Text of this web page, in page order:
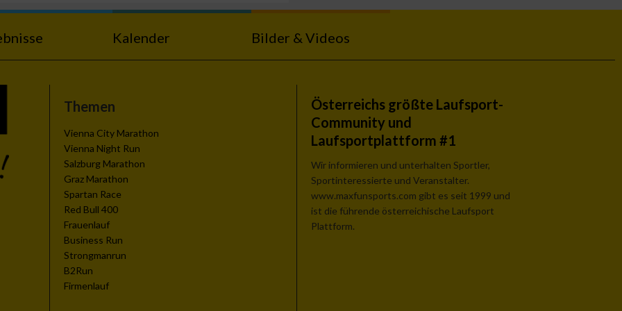
Kalender Bilder & Videos
Themen
Vienna City Marathon
Vienna Night Run
Salzburg Marathon
Graz Marathon
Spartan Race
Red Bull 400
Frauenlauf
Business Run
Strongmanrun
B2Run
Firmenlauf
Österreichs größte Laufsport-
Community und
Laufsportplattform #1
Wir informieren und unterhalten Sportler,
Sportinteressierte und Veranstalter.
www.maxfunsports.com gibt es seit 1999 und
ist die führende österreichische Laufsport
Plattform.